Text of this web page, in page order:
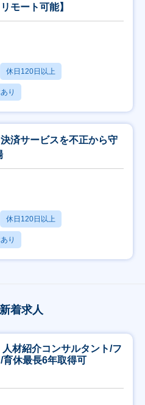
モート可能】
休日120日以上
り
済サービスを不正から守
休日120日以上
り
新着求人
人材紹介コンサルタント/フ
休最長6年取得可